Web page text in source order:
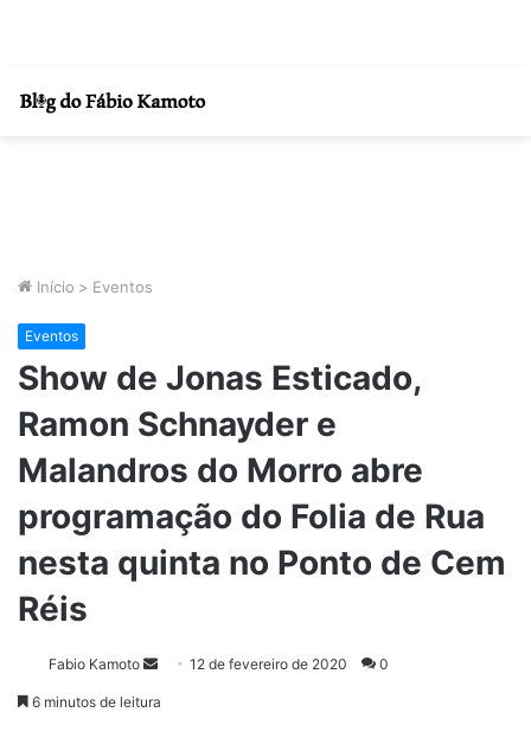
Início > Eventos
Eventos
Show de Jonas Esticado,
Ramon Schnayder e
Malandros do Morro abre
programação do Folia de Rua
nesta quinta no Ponto de Cem
Réis
Fabio Kamoto 12 de fevereiro de 2020 0
6 minutos de leitura